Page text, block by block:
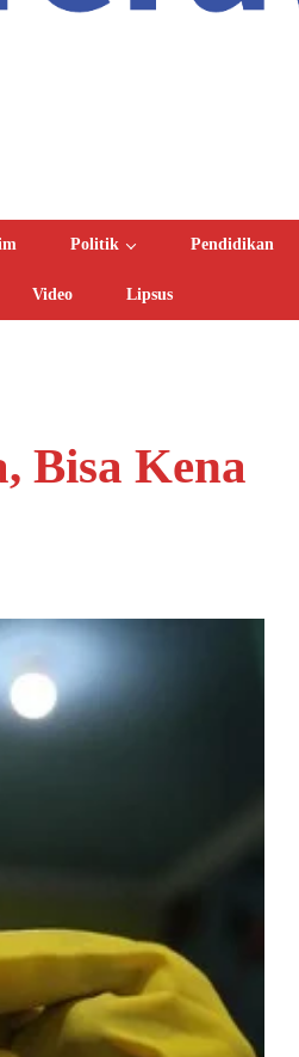
Politik Pendidikan
Video Lipsus
Bisa Kena